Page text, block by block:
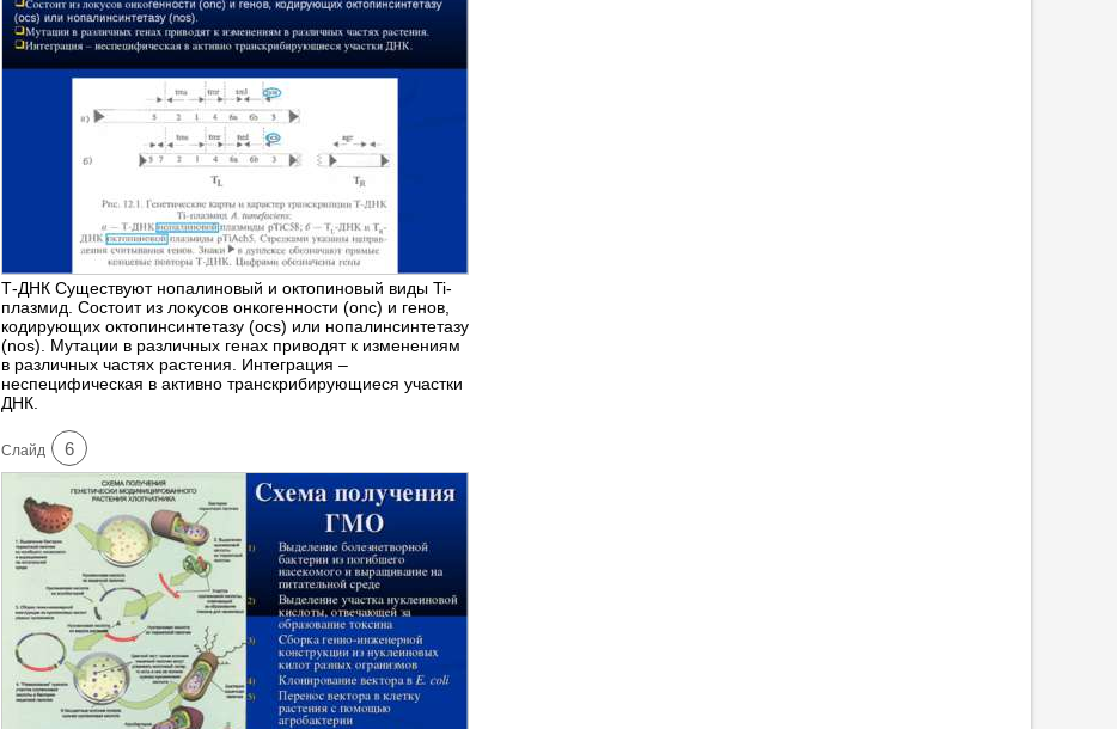
Т-ДНК Существуют нопалиновый и октопиновый виды Ti-
плазмид. Состоит из локусов онкогенности (onc) и генов,
кодирующих октопинсинтетазу (ocs) или нопалинсинтетазу
(nos). Мутации в различных генах приводят к изменениям
в различных частях растения. Интеграция –
неспецифическая в активно транскрибирующиеся участки
ДНК.
Cлайд 6